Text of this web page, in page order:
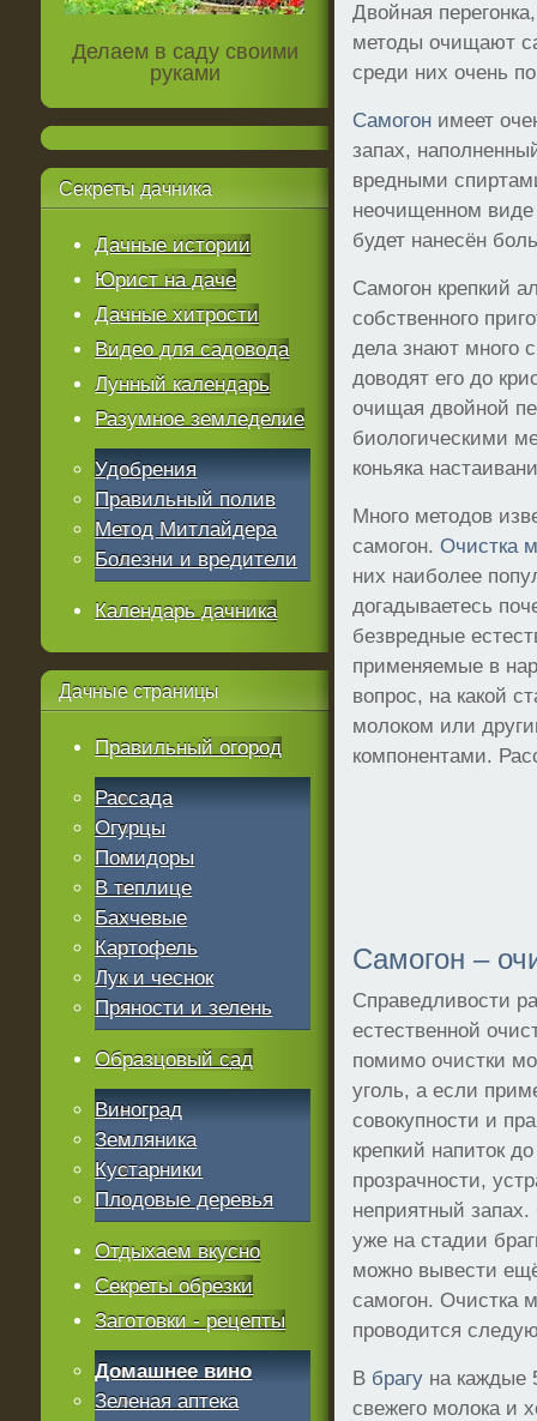
Двойная
методы очищают
среди них очень
Самогон имеет
запах,
вредными
неочищенном
будет нанесён
Самогон крепкий
собственного
дела знают много
доводят его до
очищая двойной
биологическими
коньяка
Много методов
самогон.Очистка
них наиболее
догадываетесь
безвредные
применяемые в
вопрос, на какой
молоком или
компонентами.
Самогон –
Справедливости
естественной
помимо очистки
уголь, а если
совокупности и
крепкий напиток
прозрачности,
неприятный
уже на стадии
можно вывести
самогон. Очистка
проводится
В брагу на каждые
свежего молока и
Делаем в саду своими
руками
Секреты дачника
Дачные истории
Юрист на даче
Дачные хитрости
Видео для садовода
Лунный календарь
Разумное земледелие
Удобрения
Правильный полив
Метод Митлайдера
Болезни и вредители
Календарь дачника
Дачные страницы
Правильный огород
Рассада
Огурцы
Помидоры
В теплице
Бахчевые
Картофель
Лук и чеснок
Пряности и зелень
Образцовый сад
Виноград
Земляника
Кустарники
Плодовые деревья
Отдыхаем вкусно
Секреты обрезки
Заготовки - рецепты
Домашнее вино
Зеленая аптека